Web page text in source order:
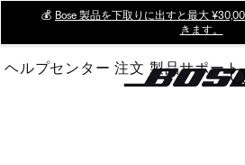
Main
💰 Bose 製品を下取りに出すと最大
きます。
ヘルプセンター 注文 製品サポート